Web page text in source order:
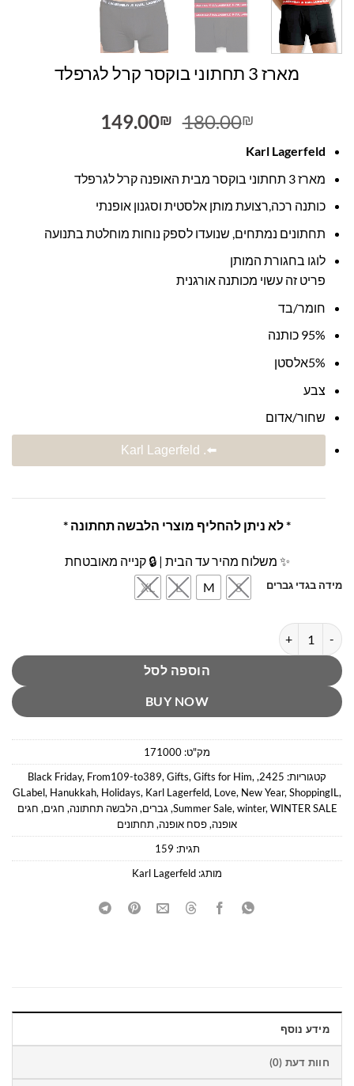
מארז 3 תחתוני בוקסר קרל לגרפלד
180.00₪
המחיר
180.00₪.
149.00₪
149.00₪.
Karl Lagerfeld
מארז 3 תחתוני בוקסר מבית האופנה קרל לגרפלד
כותנה רכה,רצועת מותן אלסטית וסגנון אופנתי
תחתונים נמתחים, שנועדו לספק נוחות מוחלטת בתנועה
לוגו בחגורת המותן
פריט זה עשוי מכותנה אורגנית
חומר/בד
95% כותנה
5%אלסטן
צבע
שחור/אדום
⬅️. Karl Lagerfeld
* לא ניתן להחליף מוצרי הלבשה תחתונה *
✨ משלוח מהיר עד הבית | 🔒 קנייה מאובטחת
מידה בגדי גברים S
M
L
XL
כמות של מארז 3 תחתוני בוקסר קרל לגרפלד
הוספה לסל
BUY NOW
מק"ט: 171000
קטגוריות: 2425
,
Black Friday, From109-to389,Gifts,Gifts for Him,
GLabel, Hanukkah, Holidays, Karl Lagerfeld, Love, New Year,ShoppingIL,
Summer Sale,winter,WINTER SALE
, גברים,הלבשה תחתונה, חגים, חגים
אופנה,פסח אופנה, תחתונים
תגית: 159
מותג: Karl Lagerfeld
מידע נוסף
חוות דעת (0)